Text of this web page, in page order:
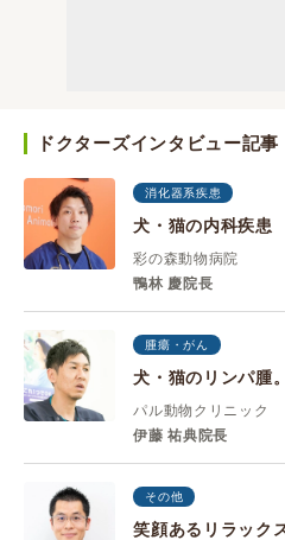
ドクターズインタビュー記事
消化器系疾患
犬・猫の内科疾患
彩の森動物病院
鴨林 慶院長
腫瘍・がん
犬・猫のリンパ腫
パル動物クリニック
伊藤 祐典院長
その他
笑顔あるリラック